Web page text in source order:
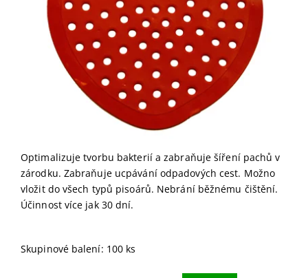
Optimalizuje tvorbu bakterií a zabraňuje šíření pachů v
zárodku. Zabraňuje ucpávání odpadových cest. Možno
vložit do všech typů pisoárů. Nebrání běžnému čištění.
Účinnost více jak 30 dní.
Skupinové balení: 100 ks